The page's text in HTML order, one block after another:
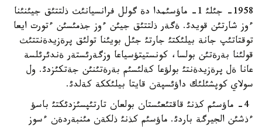
1958- جئلئ 1- ماؤسئمدا دة گولل فرانسيانئث ذلتتئق جيئنئنا
ءوز شارتئن قويدئ. ةگةر ذلتتئق جيئن ءوز جذمئسئن ءتورت ايعا
توقتاتئپ جانة بيلئكتئ جارتئ جئل بويئنا تولئق پرةزيدةنتتئث
قولئنا بةرةتئن بولسا، كونستيتؤسياعا وزگةرئستةر ةندئرئلسة
عانا ةل پرةزيدةنتئ بولؤعا كةلئسئم بةرةتئنئن جةتكئزدئ. ول
سولاي كوپشئلئك داؤئسپةن قايتا بيلئككة كةلدئ.
4- ماؤسئم كذنئ قاقتئعئستان بولعان تارتئپسئزدئكتئ باسؤ
ءذشئن الجيرگة باردئ. ماؤسئم كذنئ ذلكةن مئنبةردةن ءسوز